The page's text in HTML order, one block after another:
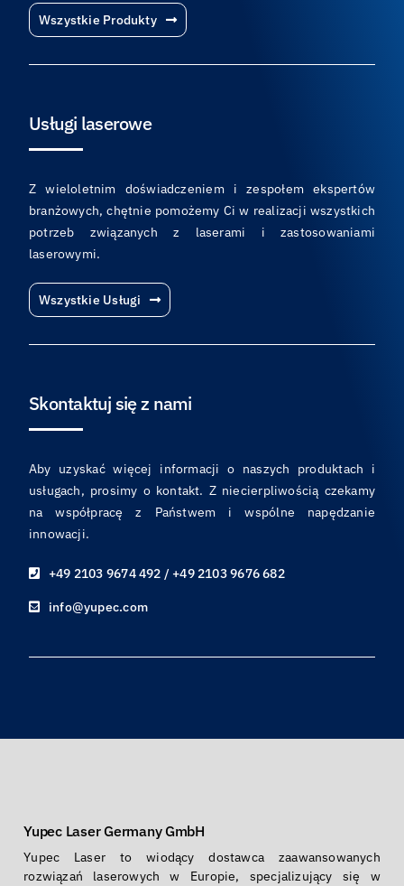
Wszystkie Produkty
Usługi laserowe
Z wieloletnim doświadczeniem i zespołem ekspertów
branżowych, chętnie pomożemy Ci w realizacji wszystkich
potrzeb związanych z laserami i zastosowaniami
laserowymi.
Wszystkie Usługi
Skontaktuj się z nami
Aby uzyskać więcej informacji o naszych produktach i
usługach, prosimy o kontakt. Z niecierpliwością czekamy
na współpracę z Państwem i wspólne napędzanie
innowacji.
+49 2103 9674 492 / +49 2103 9676 682
info@yupec.com
Yupec Laser Germany GmbH
Yupec Laser to wiodący dostawca zaawansowanych
rozwiązań laserowych w Europie, specjalizujący się w